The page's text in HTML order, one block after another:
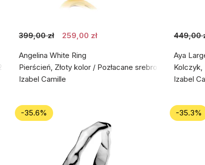
399,00 zł 259,00 zł
Angelina White Ring
Pierścień, Złoty kolor / Pozłacane srebro próby 925
Izabel Camille
449,00
Aya
Kolczyk,
Izabel
-35.6% -35.3%